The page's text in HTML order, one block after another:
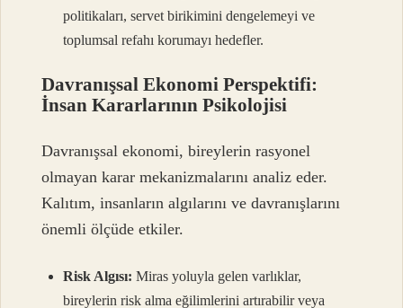
politikaları, servet birikimini dengelemeyi ve
toplumsal refahı korumayı hedefler.
Davranışsal Ekonomi Perspektifi:
İnsan Kararlarının Psikolojisi
Davranışsal ekonomi, bireylerin rasyonel
olmayan karar mekanizmalarını analiz eder.
Kalıtım, insanların algılarını ve davranışlarını
önemli ölçüde etkiler.
Risk Algısı: Miras yoluyla gelen varlıklar,
bireylerin risk alma eğilimlerini artırabilir veya